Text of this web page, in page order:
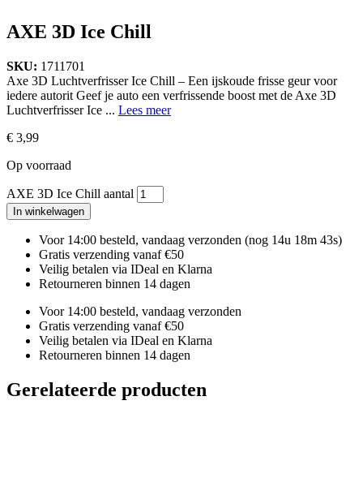
AXE 3D Ice Chill
SKU: 1711701
Axe 3D Luchtverfrisser Ice Chill – Een ijskoude frisse geur voor
iedere autorit Geef je auto een verfrissende boost met de Axe 3D
Luchtverfrisser Ice ... Lees meer
€ 3,99
Op voorraad
AXE 3D Ice Chill aantal
In winkelwagen
Voor 14:00 besteld, vandaag verzonden (nog 14u 18m 42s)
Gratis verzending vanaf €50
Veilig betalen via IDeal en Klarna
Retourneren binnen 14 dagen
Voor 14:00 besteld, vandaag verzonden
Gratis verzending vanaf €50
Veilig betalen via IDeal en Klarna
Retourneren binnen 14 dagen
Gerelateerde producten